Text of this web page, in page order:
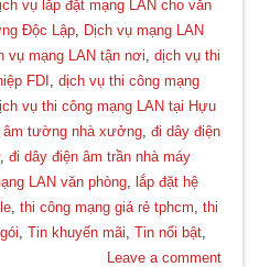
vụ lắp đặt mạng LAN cho văn
Độc Lập Dịch vụ mạng LAN
vụ mạng LAN tận nơi ,dịch vụ thi
FDI ,dịch vụ thi công mạng
vụ thi công mạng LAN tại Hựu
âm tường nhà xưởng ,đi dây điện
,đi dây điện âm trần nhà máy
LAN văn phòng ,lắp đặt hệ
,thi công mạng giá rẻ tphcm ,thi
,Tin khuyến mãi ,Tin nổi bật
Leave a comment